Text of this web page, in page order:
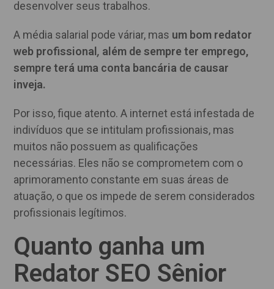
desenvolver seus trabalhos.
A média salarial pode váriar, mas um bom redator
web profissional, além de sempre ter emprego,
sempre terá uma conta bancária de causar
inveja.
Por isso, fique atento. A internet está infestada de
indivíduos que se intitulam profissionais, mas
muitos não possuem as qualificações
necessárias. Eles não se comprometem com o
aprimoramento constante em suas áreas de
atuação, o que os impede de serem considerados
profissionais legítimos.
Quanto ganha um
Redator SEO Sênior